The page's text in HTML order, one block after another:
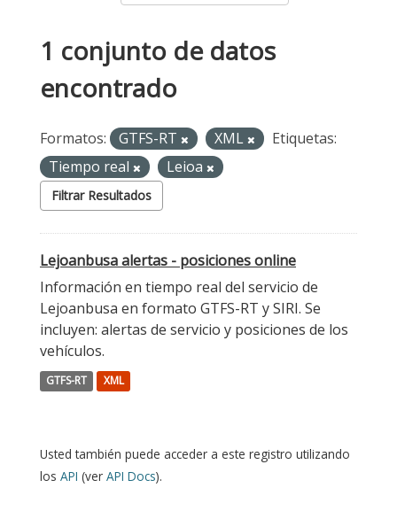
1 conjunto de datos
encontrado
Formatos: GTFS-RT XML
Etiquetas:
Tiempo real
Leioa
Filtrar Resultados
Lejoanbusa alertas - posiciones online
Información en tiempo real del servicio de
Lejoanbusa en formato GTFS-RT y SIRI. Se
incluyen: alertas de servicio y posiciones de los
vehículos.
GTFS-RT XML
Usted también puede acceder a este registro utilizando
los API (ver API Docs).